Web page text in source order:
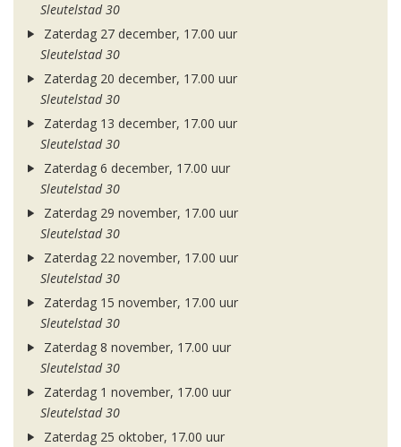
Sleutelstad 30
Zaterdag 27 december, 17.00 uur
Sleutelstad 30
Zaterdag 20 december, 17.00 uur
Sleutelstad 30
Zaterdag 13 december, 17.00 uur
Sleutelstad 30
Zaterdag 6 december, 17.00 uur
Sleutelstad 30
Zaterdag 29 november, 17.00 uur
Sleutelstad 30
Zaterdag 22 november, 17.00 uur
Sleutelstad 30
Zaterdag 15 november, 17.00 uur
Sleutelstad 30
Zaterdag 8 november, 17.00 uur
Sleutelstad 30
Zaterdag 1 november, 17.00 uur
Sleutelstad 30
Zaterdag 25 oktober, 17.00 uur